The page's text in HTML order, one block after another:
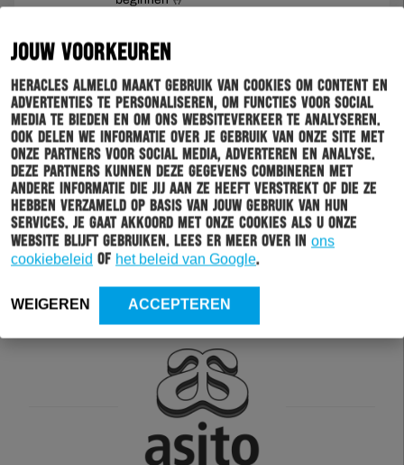
JOUW VOORKEUREN
Heracles Almelo maakt gebruik van cookies om content en
advertenties te personaliseren, om functies voor social
media te bieden en om ons websiteverkeer te analyseren.
Ook delen we informatie over je gebruik van onze site met
onze partners voor social media, adverteren en analyse.
Deze partners kunnen deze gegevens combineren met
andere informatie die jij aan ze heeft verstrekt of die ze
hebben verzameld op basis van jouw gebruik van hun
services. Je gaat akkoord met onze cookies als u onze
website blijft gebruiken. Lees er meer over in ons
cookiebeleid of het beleid van Google.
WEIGEREN ACCEPTEREN
— Heracles Almelo (@HeraclesAlmelo)
June 20, 2021